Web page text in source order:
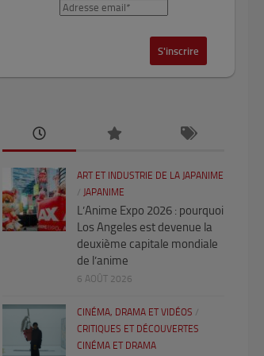
ART ET INDUSTRIE DE LA JAPANIME
/ JAPANIME
L’Anime Expo 2026 : pourquoi
Los Angeles est devenue la
deuxième capitale mondiale
de l’anime
6 AOÛT 2026
CINÉMA, DRAMA ET VIDÉOS /
CRITIQUES ET DÉCOUVERTES
CINÉMA ET DRAMA